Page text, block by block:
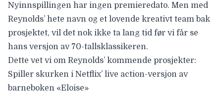
Nyinnspillingen har ingen premieredato. Men med
Reynolds’ hete navn og et lovende kreativt team bak
prosjektet, vil det nok ikke ta lang tid før vi får se
hans versjon av 70-tallsklassikeren.
Dette vet vi om Reynolds’ kommende prosjekter:
Spiller skurken i Netflix’ live action-versjon av
barneboken «Eloise»